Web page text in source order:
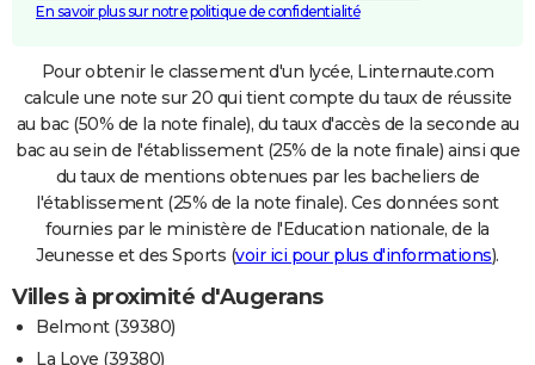
En savoir plus sur notre politique de confidentialité
Pour obtenir le classement d'un lycée, Linternaute.com
calcule une note sur 20 qui tient compte du taux de réussite
au bac (50% de la note finale), du taux d'accès de la seconde au
bac au sein de l'établissement (25% de la note finale) ainsi que
du taux de mentions obtenues par les bacheliers de
l'établissement (25% de la note finale). Ces données sont
fournies par le ministère de l'Education nationale, de la
Jeunesse et des Sports (voir ici pour plus d'informations).
Villes à proximité d'Augerans
Belmont (39380)
La Loye (39380)